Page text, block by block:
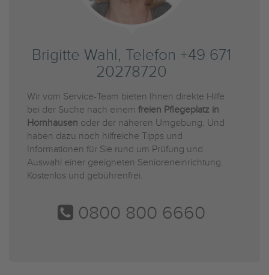
Brigitte Wahl, Telefon +49 671
20278720
Wir vom Service-Team bieten Ihnen direkte Hilfe
bei der Suche nach einem freien Pflegeplatz in
Hornhausen oder der näheren Umgebung. Und
haben dazu noch hilfreiche Tipps und
Informationen für Sie rund um Prüfung und
Auswahl einer geeigneten Senioreneinrichtung.
Kostenlos und gebührenfrei.
0800 800 6660